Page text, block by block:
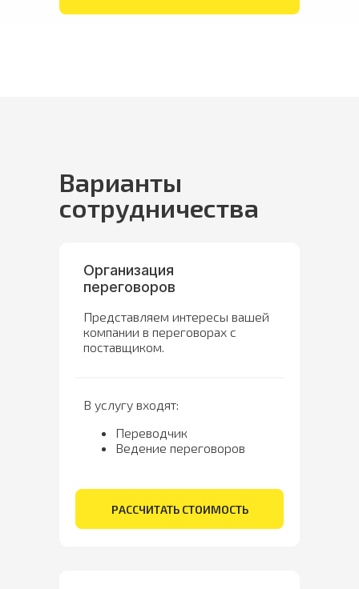
В услугу входят:
Переводчик
Ведение переговоров
Представляем интересы вашей
компании в переговорах с
поставщиком.
Организация
переговоров
РАССЧИТАТЬ СТОИМОСТЬ
Варианты
сотрудничества